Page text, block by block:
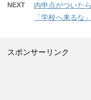
NEXT
内申点がついた
「学校へ来るな
スポンサーリンク